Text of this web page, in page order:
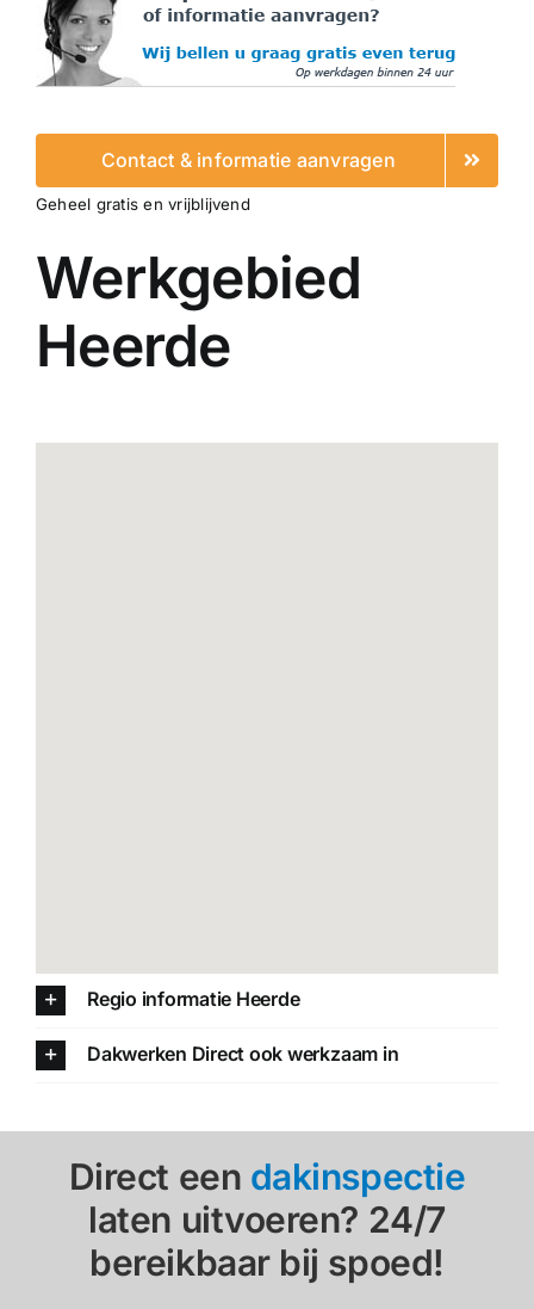
Contact & informatie aanvragen
Geheel gratis en vrijblijvend
Werkgebied
Heerde
Regio informatie Heerde
Dakwerken Direct ook werkzaam in
Direct een dakinspectie
laten uitvoeren? 24/7
bereikbaar bij spoed!